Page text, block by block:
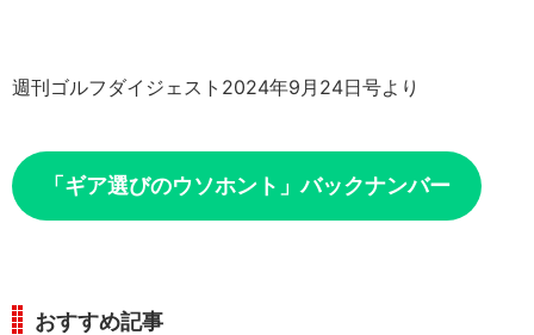
週刊ゴルフダイジェスト2024年9月24日号より
「ギア選びのウソホント」バックナンバー
おすすめ記事